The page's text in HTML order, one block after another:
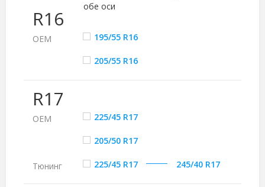
R16
обе оси
ОЕМ 195/55 R16
205/55 R16
R17
ОЕМ 225/45 R17
205/50 R17
Тюнинг 225/45 R17 245/40 R17